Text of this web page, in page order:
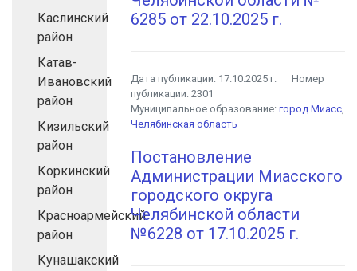
Каслинский
район
Катав-
Ивановский
район
Кизильский
район
Коркинский
район
Красноармейский
район
Кунашакский
6285 от 22.10.2025 г.
Дата публикации: 17.10.2025 г.
Номер
публикации:2301
Муниципальное образование:город Миасс,
Челябинская область
Постановление
Администрации Миасского
городского округа
Челябинской области
№6228 от 17.10.2025 г.